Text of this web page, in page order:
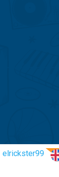
elrickster99